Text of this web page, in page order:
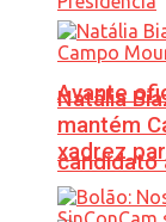
Avante
candidato
Natália
mantém
xadrez